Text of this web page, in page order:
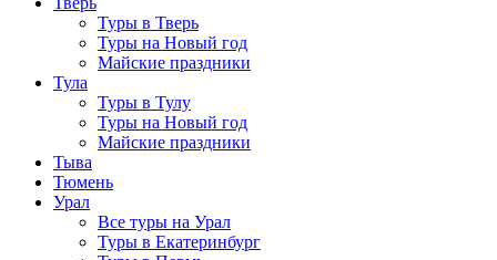
Туры в Тверь
Туры на Новый год
Майские праздники
Тула
Туры в Тулу
Туры на Новый год
Майские праздники
Тыва
Тюмень
Урал
Все туры на Урал
Туры в Екатеринбург